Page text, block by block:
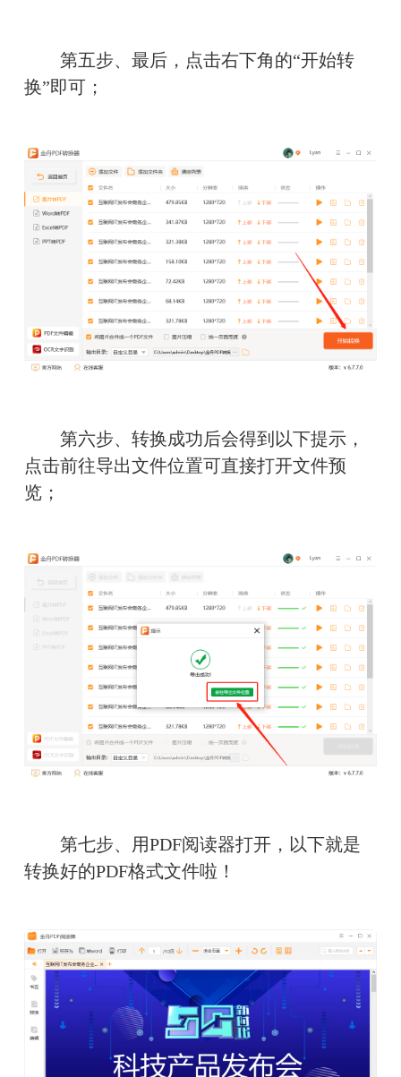
第五步、最后，点击右下角的“开始转
换”即可；
第六步、转换成功后会得到以下提示，
点击前往导出文件位置可直接打开文件预
览；
第七步、用PDF阅读器打开，以下就是
转换好的PDF格式文件啦！